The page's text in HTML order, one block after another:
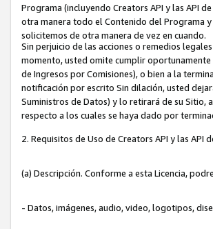
Programa (incluyendo Creators API y las API
otra manera todo el Contenido del Programa y
solicitemos de otra manera de vez en cuando.
Sin perjuicio de las acciones o remedios
momento, usted omite cumplir
de Ingresos por Comisiones), o bien a la
notificación por escrito Sin dilación, usted
Suministros de Datos) y lo retirará de su Sitio,
respecto a los cuales se haya dado por
2. Requisitos de Uso de Creators API y las API
(a) Descripción. Conforme a esta Licencia,
- Datos, imágenes, audio, video, logotipos,